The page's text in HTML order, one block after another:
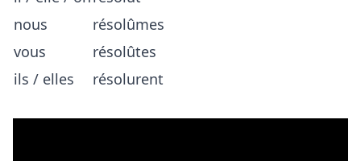
nous
résolûmes
vous
résolûtes
ils / elles
résolurent